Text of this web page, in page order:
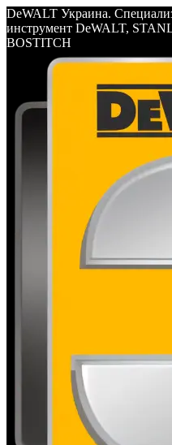
DeWALT Украина.
инструмент DeWALT,
BOSTITCH